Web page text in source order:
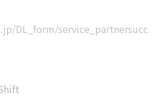
DL_form/service_partnersucc